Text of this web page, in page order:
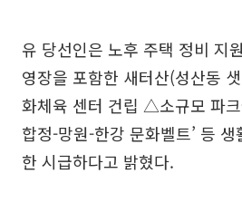
유 당선인은 노후 주택 정비 지
영장을 포함한 새터산(성산동
화체육 센터 건립 △소규모 파
합정-망원-한강 문화벨트’ 등
한 시급하다고 밝혔다.